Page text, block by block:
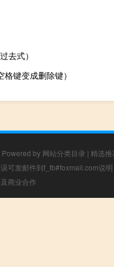
去式）
键变成删除键）
Powered by 网站分类目录 | 精选
可发邮件到f_fb#foxmail.com说
商业合作